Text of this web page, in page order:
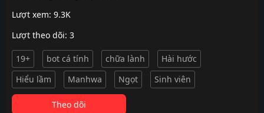
Lượt xem: 9.3K
Lượt theo dõi: 3
19+ bot cá tính chữa lành
Hài hước
Hiểu lầm
Manhwa Ngọt Sinh viên
Theo dõi